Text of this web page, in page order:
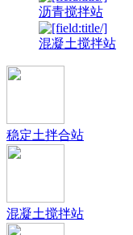
沥青搅拌站
混凝土搅拌站
稳定土拌合站
混凝土搅拌站